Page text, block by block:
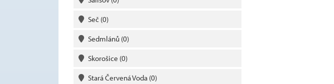
Seč (0)
Sedmlánů (0)
Skorošice (0)
Stará Červená Voda (0)